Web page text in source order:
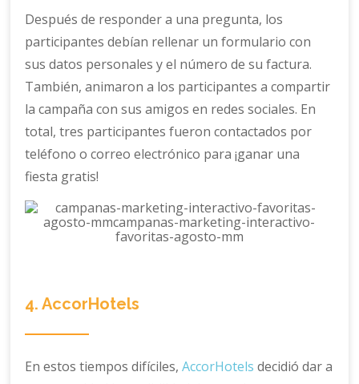
Después de responder a una pregunta, los
participantes debían rellenar un formulario con
sus datos personales y el número de su factura.
También, animaron a los participantes a compartir
la campaña con sus amigos en redes sociales. En
total, tres participantes fueron contactados por
teléfono o correo electrónico para ¡ganar una
fiesta gratis!
4. AccorHotels
En estos tiempos difíciles,AccorHotels decidió dar a